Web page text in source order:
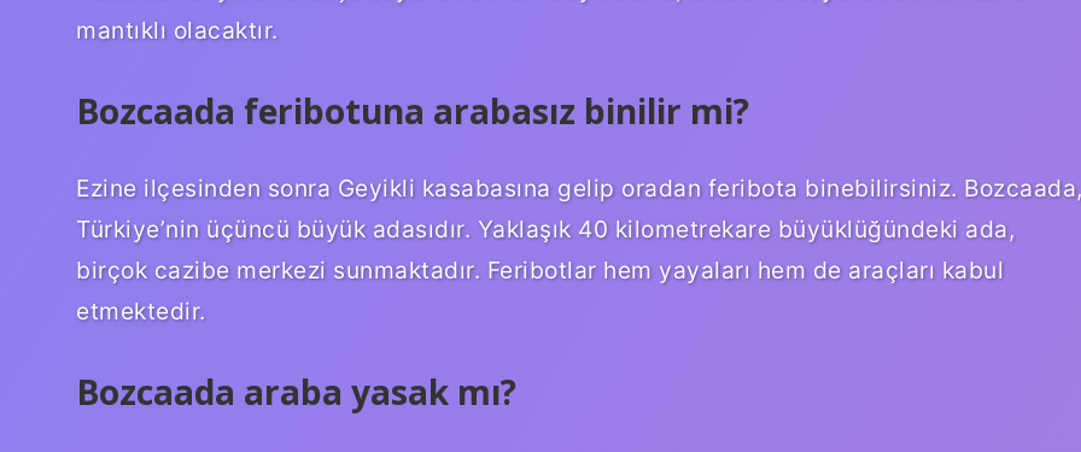
mantıklı olacaktır.
Bozcaada feribotuna arabasız binilir mi?
Ezine ilçesinden sonra Geyikli kasabasına gelip oradan feribota binebilirsiniz.
Türkiye’nin üçüncü büyük adasıdır. Yaklaşık 40 kilometrekare büyüklüğündeki ada,
birçok cazibe merkezi sunmaktadır. Feribotlar hem yayaları hem de araçları kabul
etmektedir.
Bozcaada araba yasak mı?